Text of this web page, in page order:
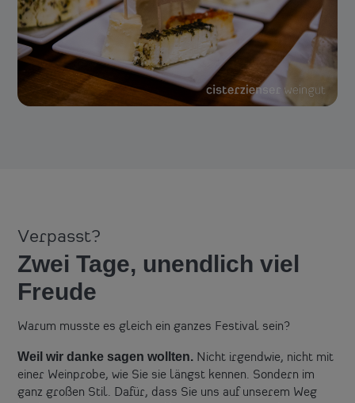
Verpasst?
Zwei Tage, unendlich viel
Freude
Warum musste es gleich ein ganzes Festival sein?
Weil wir danke sagen wollten. Nicht irgendwie, nicht mit
einer Weinprobe, wie Sie sie längst kennen. Sondern im
ganz großen Stil. Dafür, dass Sie uns auf unserem Weg